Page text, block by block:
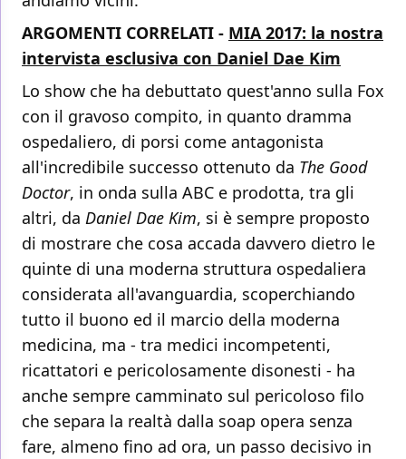
ARGOMENTI CORRELATI - MIA 2017: la nostra
intervista esclusiva con Daniel Dae Kim
Lo show che ha debuttato quest'anno sulla Fox
con il gravoso compito, in quanto dramma
ospedaliero, di porsi come antagonista
all'incredibile successo ottenuto da The Good
Doctor, in onda sulla ABC e prodotta, tra gli
altri, da Daniel Dae Kim, si è sempre proposto
di mostrare che cosa accada davvero dietro le
quinte di una moderna struttura ospedaliera
considerata all'avanguardia, scoperchiando
tutto il buono ed il marcio della moderna
medicina, ma - tra medici incompetenti,
ricattatori e pericolosamente disonesti - ha
anche sempre camminato sul pericoloso filo
che separa la realtà dalla soap opera senza
fare, almeno fino ad ora, un passo decisivo in